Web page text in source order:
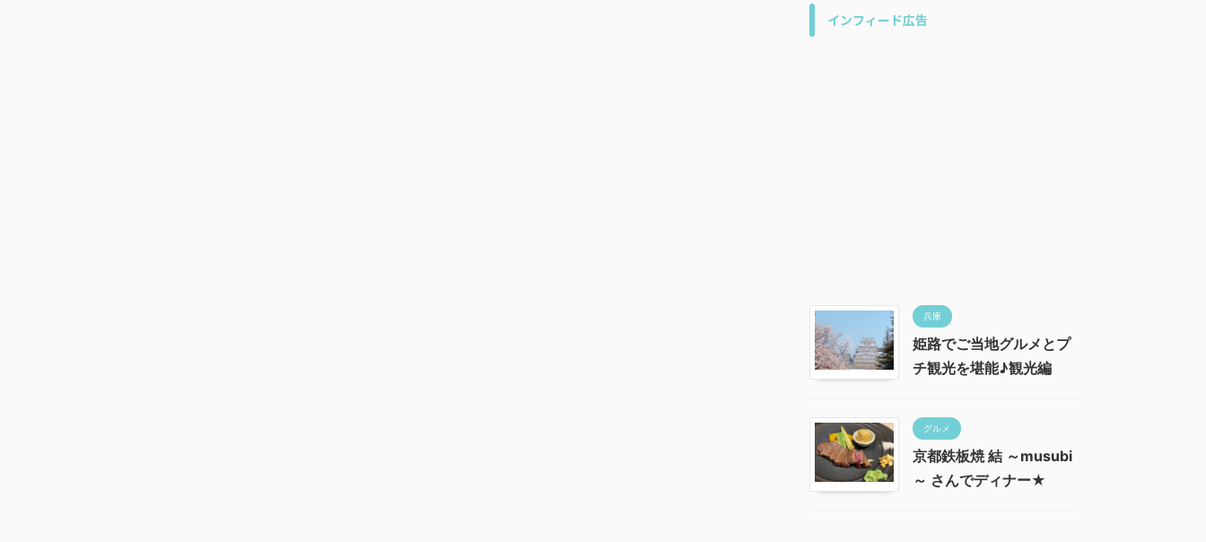
インフィード広告
兵庫
姫路でご当地グルメとプ
チ観光を堪能♪観光編
グルメ
京都鉄板焼 結 ～musubi
～ さんでディナー★